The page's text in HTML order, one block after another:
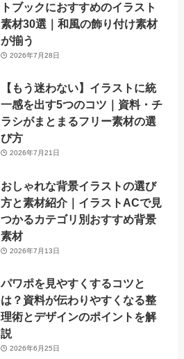
トブックにおすすめのイラスト
素材30選｜和風の飾り付け素材
が揃う
2026年7月28日
【もう迷わない】イラストに統
一感を出す5つのコツ｜資料・チ
ラシがまとまるフリー素材の選
び方
2026年7月21日
おしゃれな背景イラストの選び
方と素材紹介｜イラストACで見
つかるカテゴリ別おすすめ背景
素材
2026年7月13日
パワポを見やすくするコツと
は？資料が伝わりやすくなる整
理術とデザインのポイントを解
説
2026年6月25日